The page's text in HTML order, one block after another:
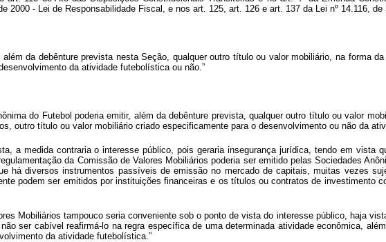
2000 - Lei de Responsabilidade Fiscal, e nos art. 125, art. 126 e art. 137 da Lei nº 14.116,
da debênture prevista nesta Seção, qualquer outro título ou valor mobiliário, na forma
da atividade futebolística ou não.”
do Futebol poderia emitir, além da debênture prevista, qualquer outro título ou valor
outro título ou valor mobiliário criado especificamente para o desenvolvimento ou não da
a medida contraria o interesse público, pois geraria insegurança jurídica, tendo em vista
da Comissão de Valores Mobiliários poderia ser emitido pelas Sociedades
há diversos instrumentos passíveis de emissão no mercado de capitais, muitas vezes
podem ser emitidos por instituições financeiras e os títulos ou contratos de investimento
Mobiliários tampouco seria conveniente sob o ponto de vista do interesse público, haja
ser cabível reafirmá-lo na regra específica de uma determinada atividade econômica,
da atividade futebolística.”